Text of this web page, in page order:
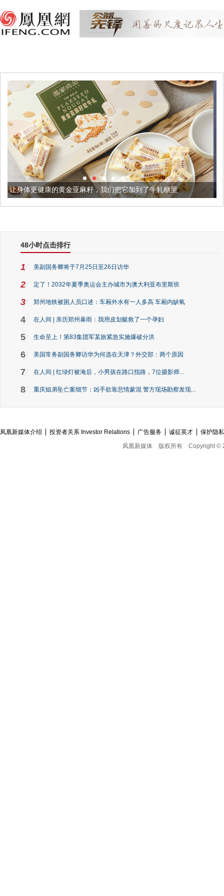
亚麻籽，我们把它加到了牛轧糖里 被列入佛家七宝的它到
48小时点击排行
1 美副国务卿将于7月25日至26日访华
2 定了！2032年夏季奥运会主办城市为澳大利亚布里斯班
3 郑州地铁被困人员口述：车厢外水有一人多高 车厢内缺氧
4 在人间 | 亲历郑州暴雨：我用皮划艇救了一个孕妇
5 生命至上！第83集团军某旅紧急实施爆破分洪
6 美国常务副国务卿访华为何选在天津？外交部：两个原因
7 在人间 | 红绿灯被淹后，小男孩在路口指路，7位摄影师...
8 重庆姐弟坠亡案细节：凶手欲靠悲情蒙混 警方现场勘察发现...
凤凰新媒体介绍 投资者关系 Investor Relations 广告服务 诚征英才
保护隐
凤凰新媒体
版权所有 Copyright ©